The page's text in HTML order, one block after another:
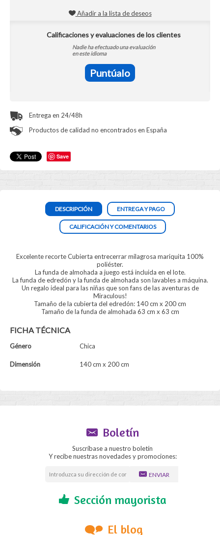
Save
Añadir a la lista de deseos
Calificaciones y evaluaciones de los clientes
Nadie ha efectuado una evaluación
en este idioma
Puntúalo
Entrega en 24/48h
Productos de calidad no encontrados en España
DESCRIPCIÓN ENTREGA Y PAGO
CALIFICACIÓN Y COMENTARIOS
Excelente recorte Cubierta entrecerrar milagrosa mariquita 100%
poliéster.
La funda de almohada a juego está incluida en el lote.
La funda de edredón y la funda de almohada son lavables a máquina.
Un regalo ideal para las niñas que son fans de las aventuras de
Miraculous!
Tamaño de la cubierta del edredón: 140 cm x 200 cm
Tamaño de la funda de almohada 63 cm x 63 cm
FICHA TÉCNICA
Género Chica
Dimensión 140 cm x 200 cm
Boletín
Suscríbase a nuestro boletín
Y recibe nuestras novedades y promociones:
ENVIAR
Sección mayorista
El blog